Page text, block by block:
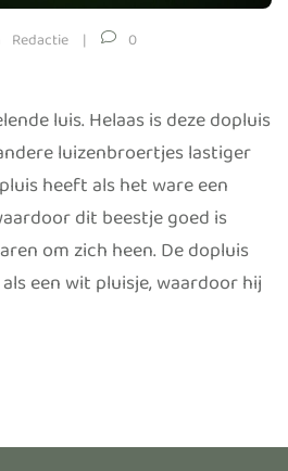
Redactie 0
luis. Helaas is deze dopluis
luizenbroertjes lastiger
heeft als het ware een
dit beestje goed is
om zich heen. De dopluis
een wit pluisje, waardoor hij